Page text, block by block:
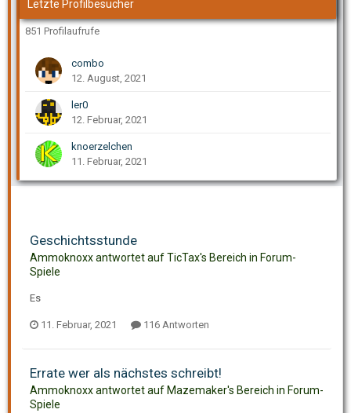
Letzte Profilbesucher
851 Profilaufrufe
combo
12. August, 2021
ler0
12. Februar, 2021
knoerzelchen
11. Februar, 2021
Geschichtsstunde
Ammoknoxx antwortet auf TicTax's Bereich in Forum-
Spiele
Es
11. Februar, 2021 116 Antworten
Errate wer als nächstes schreibt!
Ammoknoxx antwortet auf Mazemaker's Bereich in Forum-
Spiele